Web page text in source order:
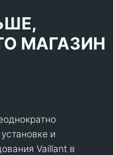
МАГАЗИН
и
Vaillant в